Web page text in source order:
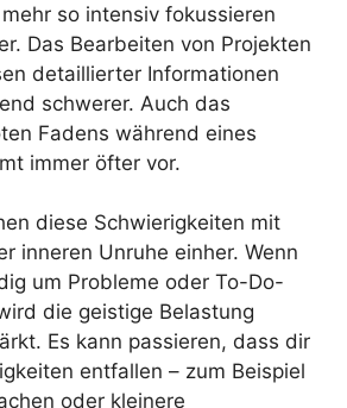
so intensiv fokussieren
Das Bearbeiten von Projekten
detaillierter Informationen
schwerer. Auch das
Fadens während eines
immer öfter vor.
diese Schwierigkeiten mit
inneren Unruhe einher. Wenn
um Probleme oder To-Do-
die geistige Belastung
Es kann passieren, dass dir
entfallen – zum Beispiel
oder kleinere